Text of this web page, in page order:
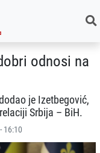
odnosi na
je Izetbegović,
Srbija – BiH.
16:10